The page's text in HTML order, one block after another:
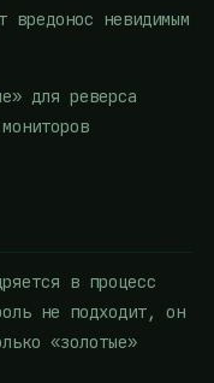
невидимым
для реверса
в процесс
не подходит, он
«золотые»